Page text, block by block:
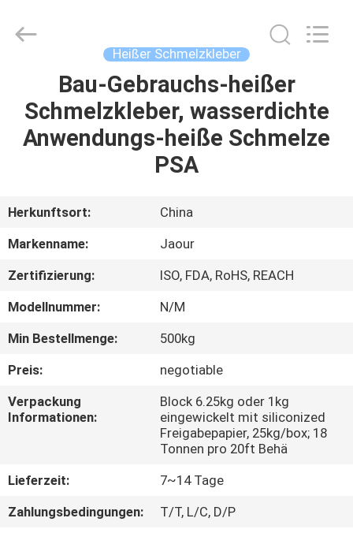
PRODUKTE
UNS
QUALITÄTSKONTROLLE
KONTAKT
MIT
UNS
RECHTSSACHEN
Adhesive
Products
Heißer Schmelzkleber
Bau-Gebrauchs-heißer
Schmelzkleber, wasserdichte
Anwendungs-heiße Schmelze
PSA
Herkunftsort:
China
Markenname:
Jaour
Zertifizierung:
ISO, FDA, RoHS, REACH
Modellnummer:
N/M
Min Bestellmenge:
500kg
Preis:
negotiable
Verpackung
Informationen:
Block 6.25kg oder 1kg
eingewickelt mit siliconized
Freigabepapier, 25kg/box; 18
Tonnen pro 20ft Behä
Lieferzeit:
7~14 Tage
Zahlungsbedingungen:
T/T, L/C, D/P